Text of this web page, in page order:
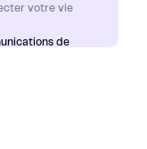
votre vie
de